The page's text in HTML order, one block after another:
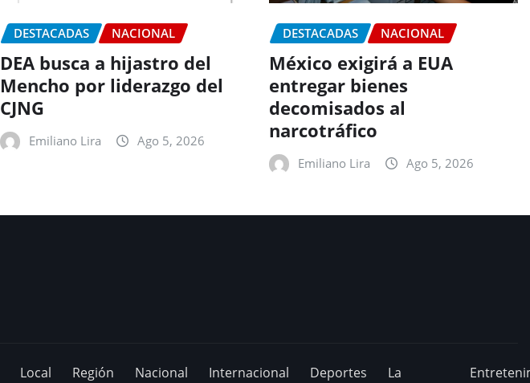
DESTACADAS NACIONAL
DEA busca a hijastro del
Mencho por liderazgo del
CJNG
Emiliano Lira Ago 5, 2026
DESTACADAS NACIONAL
México exigirá a EUA
entregar bienes
decomisados al
narcotráfico
Emiliano Lira Ago 5, 2026
Local Región Nacional Internacional Deportes La